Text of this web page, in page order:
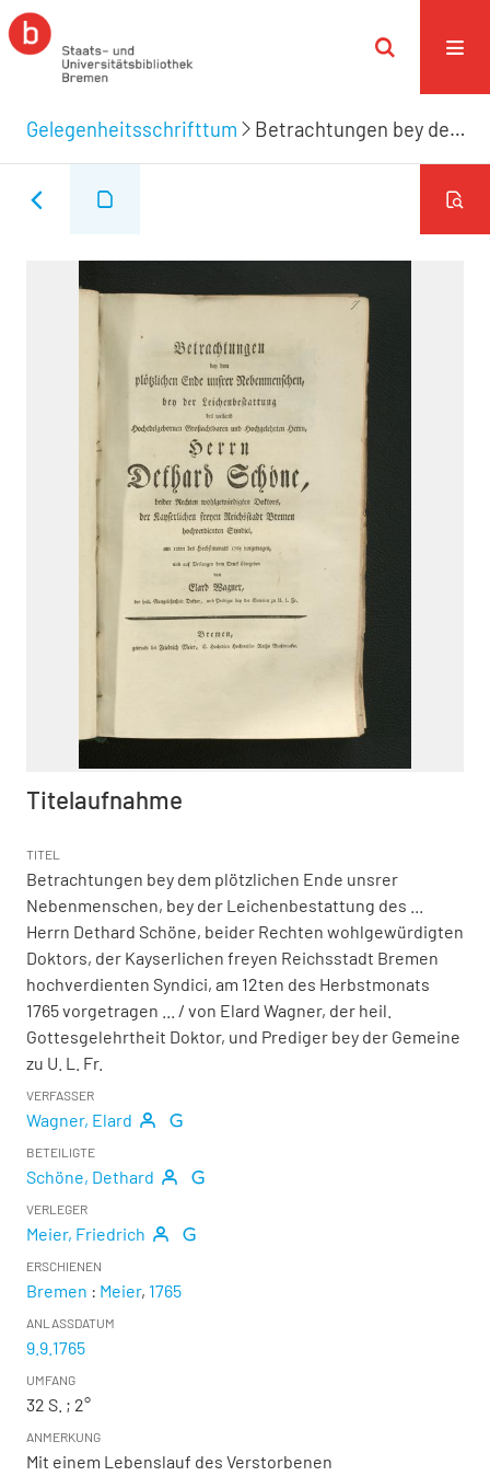
Gelegenheitsschrifttum Betrachtungen bey dem plötzlichen Ende unsrer Nebenmenschen, bey der Leichenbestattung des ... Herrn Dethard Schöne, beider Rechten wohlgewürdigten Doktors, der Kayserlichen freyen Reichsstadt Bremen hochverdienten Syndici, am 12ten des Herbstmonats 1765 vorgetragen ...
Titelaufnahme
TITEL
Betrachtungen bey dem plötzlichen Ende unsrer
Nebenmenschen, bey der Leichenbestattung des ...
Herrn Dethard Schöne, beider Rechten wohlgewürdigten
Doktors, der Kayserlichen freyen Reichsstadt Bremen
hochverdienten Syndici, am 12ten des Herbstmonats
1765 vorgetragen ...
/ von Elard Wagner, der heil.
Gottesgelehrtheit Doktor, und Prediger bey der Gemeine
zu U. L. Fr.
VERFASSER
Wagner, Elard
BETEILIGTE
Schöne, Dethard
VERLEGER
Meier, Friedrich
ERSCHIENEN
Bremen : Meier, 1765
ANLASSDATUM
9.9.1765
UMFANG
32 S. ; 2°
ANMERKUNG
Mit einem Lebenslauf des Verstorbenen